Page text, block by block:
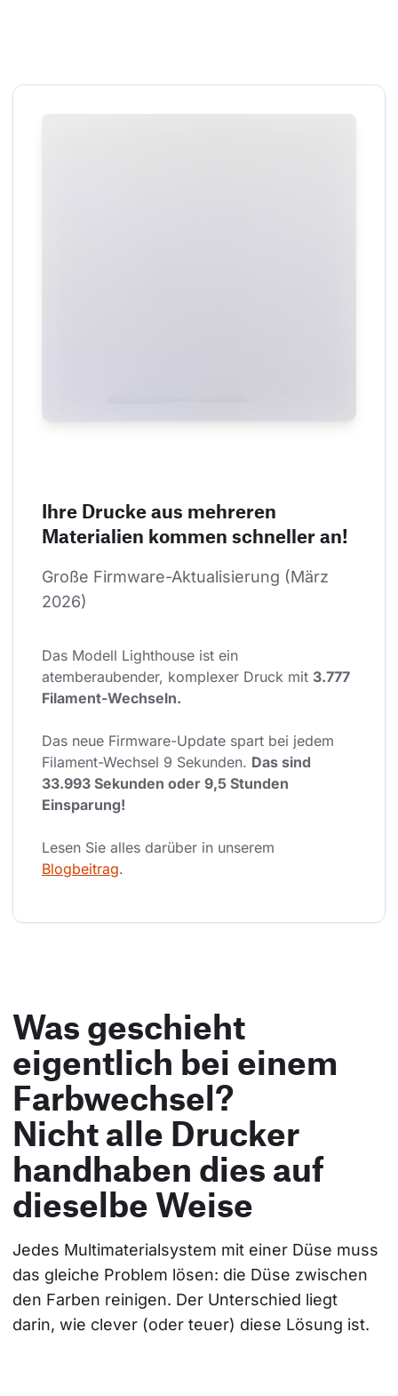
Ihre Drucke aus mehreren
Materialien kommen schneller an!
Große Firmware-Aktualisierung (März
2026)
Das Modell Lighthouse ist ein
atemberaubender, komplexer Druck mit 3.777
Filament-Wechseln.
Das neue Firmware-Update spart bei jedem
Filament-Wechsel 9 Sekunden. Das sind
33.993 Sekunden oder 9,5 Stunden
Einsparung!
Lesen Sie alles darüber in unserem
Blogbeitrag.
Was geschieht
eigentlich bei einem
Farbwechsel?
Nicht alle Drucker
handhaben dies auf
dieselbe Weise
Jedes Multimaterialsystem mit einer Düse muss
das gleiche Problem lösen: die Düse zwischen
den Farben reinigen. Der Unterschied liegt
darin, wie clever (oder teuer) diese Lösung ist.